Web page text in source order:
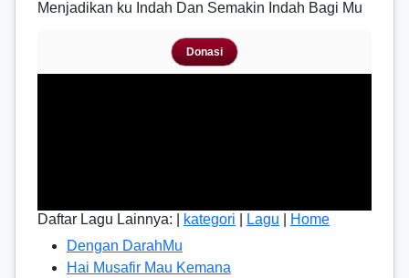
Menjadikan ku Indah Dan Semakin Indah Bagi Mu
Donasi
Daftar Lagu Lainnya: | kategori Lagu
Home
Dengan DarahMu
Hai Musafir Mau Kemana